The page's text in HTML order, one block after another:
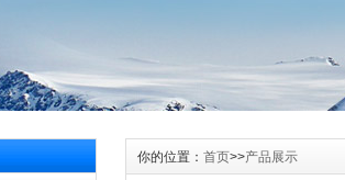
你的位置： 首页>>产品展示